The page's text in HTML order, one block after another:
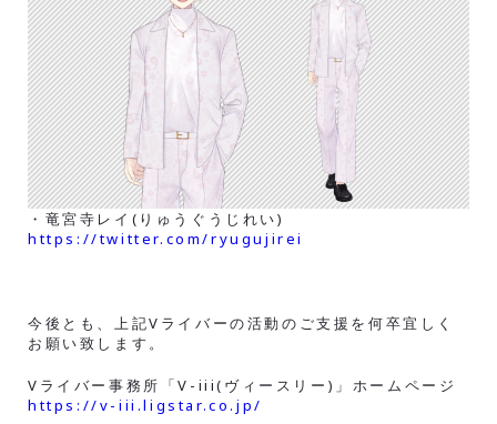
・竜宮寺レイ(りゅうぐうじれい)
https://twitter.com/ryugujirei
今後とも、上記Vライバーの活動のご支援を何卒宜しく
お願い致します。
Vライバー事務所「V-iii(ヴィースリー)」ホームページ
https://v-iii.ligstar.co.jp/